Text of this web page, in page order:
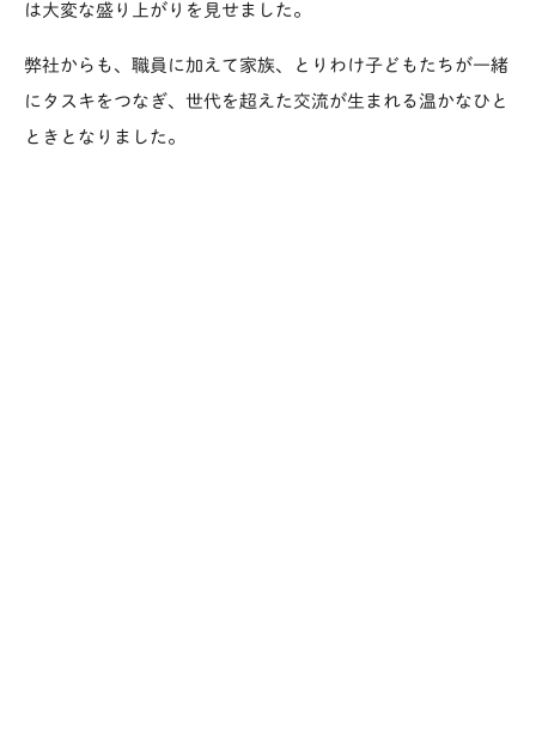
は大変な盛り上がりを見せました。
弊社からも、職員に加えて家族、とりわけ子どもたちが一緒
にタスキをつなぎ、世代を超えた交流が生まれる温かなひと
ときとなりました。